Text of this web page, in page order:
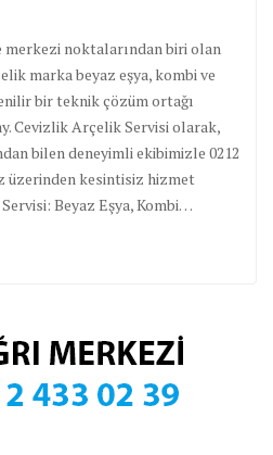
merkezi noktalarından biri olan
marka beyaz eşya, kombi ve
bir teknik çözüm ortağı
Cevizlik Arçelik Servisi olarak,
bilen deneyimli ekibimizle 0212
üzerinden kesintisiz hizmet
Beyaz Eşya, Kombi…